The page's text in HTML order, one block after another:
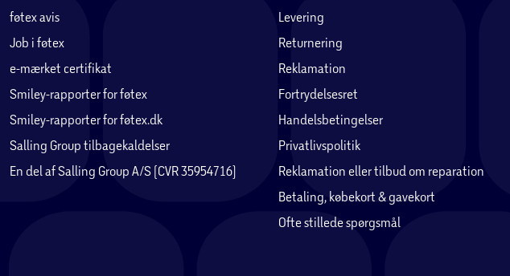
føtex avis
Job i føtex
e-mærket certifikat
Smiley-rapporter for føtex
Smiley-rapporter for føtex.dk
Salling Group tilbagekaldelser
En del af Salling Group A/S (CVR 35954716)
Levering
Returnering
Reklamation
Fortrydelsesret
Handelsbetingelser
Privatlivspolitik
Reklamation eller tilbud om reparation
Betaling, købekort & gavekort
Ofte stillede spørgsmål